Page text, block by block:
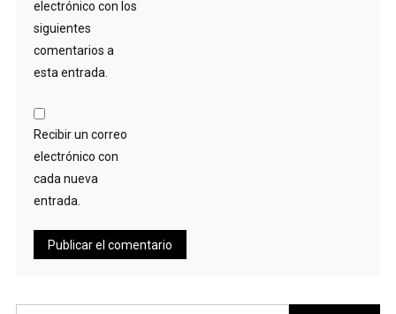
electrónico con los
siguientes
comentarios a
esta entrada.
Recibir un correo
electrónico con
cada nueva
entrada.